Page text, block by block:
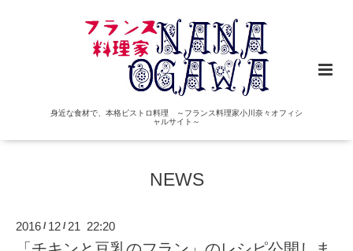
身近な食材で、本格ビストロ料理 ～フランス料理家小川奈々オフィシ
ャルサイト～
NEWS
2016 / 12 / 21 22:20